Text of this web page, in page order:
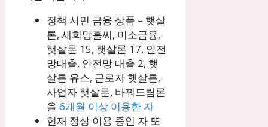
정책 서민 금융 상품 – 햇살
론, 새희망홀씨, 미소금융,
햇살론 15, 햇살론 17, 안전
망대출, 안전망 대출 2, 햇
살론 유스, 근로자 햇살론,
사업자 햇살론, 바꿔드림론
을 6개월 이상 이용한 자
현재 정상 이용 중인 자 또